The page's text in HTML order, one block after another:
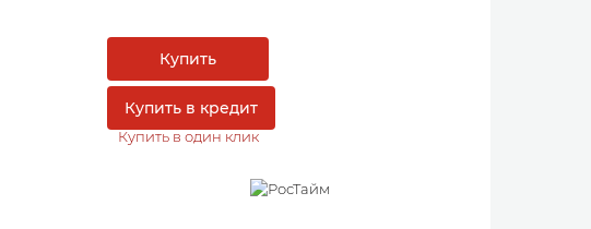
Купить
Купить в кредит
Купить в один клик